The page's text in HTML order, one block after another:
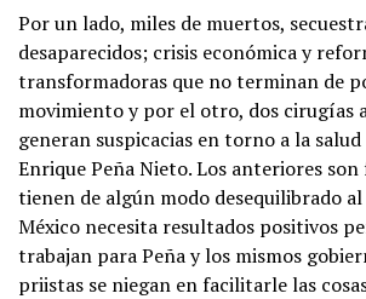
Por un lado, miles de muertos,
desaparecidos; crisis económica y
transformadoras que no terminan de
movimiento y por el otro, dos cirugías
generan suspicacias en torno a la
Enrique Peña Nieto. Los anteriores
tienen de algún modo desequilibrado
México necesita resultados positivos
trabajan para Peña y los mismos
priistas se niegan en facilitarle las